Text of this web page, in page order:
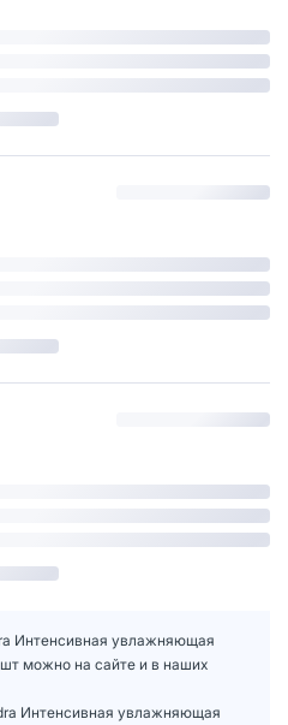
Интенсивная увлажняющая
можно на сайте и в наших
Интенсивная увлажняющая